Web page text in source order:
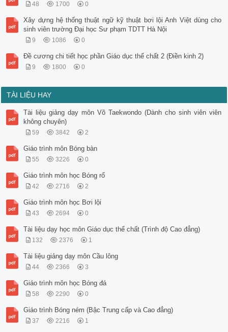
48 1700 0
Xây dựng hệ thống thuật ngữ kỹ thuật bơi lội Anh Việt dùng cho
sinh viên trường Đại học Sư phạm TDTT Hà Nội
9 1086 0
Đề cương chi tiết học phần Giáo dục thể chất 2 (Điền kinh 2)
9 1800 0
TÀI LIỆU HAY
Tài liệu giảng dạy môn Võ Taekwondo (Dành cho sinh viên viên
không chuyên)
59 3842 2
Giáo trình môn Bóng bàn
55 3226 0
Giáo trình môn học Bóng rổ
42 2716 2
Giáo trình môn học Bơi lội
43 2694 0
Tài liệu dạy học môn Giáo dục thể chất (Trình độ Cao đẳng)
132 2376 1
Tài liệu giảng dạy môn Cầu lông
44 2366 3
Giáo trình môn học Bóng đá
58 2290 0
Giáo trình Bóng ném (Bậc Trung cấp và Cao đẳng)
37 2216 1